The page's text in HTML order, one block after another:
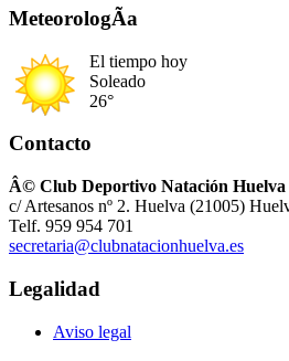
MeteorologÃ­a
El tiempo hoy
Soleado
26°
Contacto
Â© Club Deportivo Natación Huelva
c/ Artesanos nº 2. Huelva (21005)
Telf. 959 954 701
secretaria@clubnatacionhuelva.es
Legalidad
Aviso legal